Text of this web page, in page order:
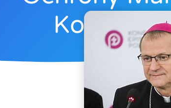
Kościele
admin 11